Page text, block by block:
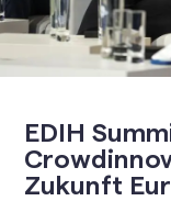
EDIH
Zukunft